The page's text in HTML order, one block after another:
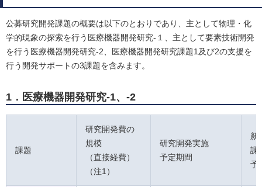
公募研究開発課題の概要は以下のとおりであり、主として物理・化
学的現象の探索を行う医療機器開発研究-１、主として要素技術開発
を行う医療機器開発研究-2、医療機器開発研究課題1及び2の支援を
行う開発サポートの3課題を含みます。
1．医療機器開発研究-1、-2
課題
研究開発費の
規模
（直接経費）
（注1）
研究開発実施
予定期間
新
課
予